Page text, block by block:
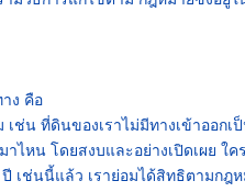
ง คือ
ช่น ที่ดินของเราไม่มีทางเข้าออก
หน โดยสงบและอย่างเปิดเผย ใ
เช่นนี้แล้ว เราย่อมได้สิทธิตามกฎ